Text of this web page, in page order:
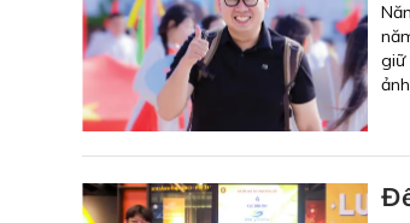
giữ